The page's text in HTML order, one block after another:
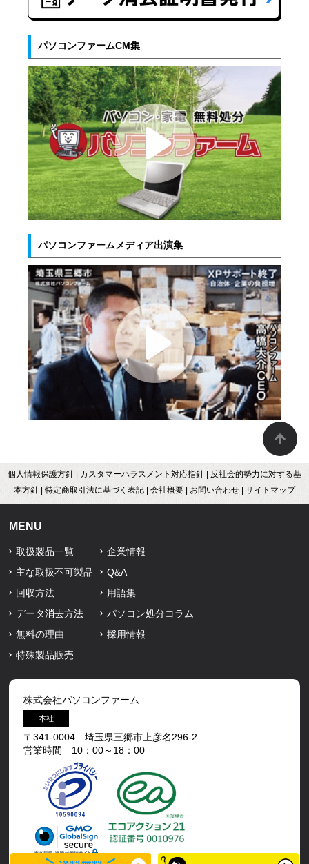
パソコンファームCM集
パソコンファームメディア出演集
個人情報保護方針 カスタマーハラスメント対応指針
反社会的勢力に対する基
本方針
特定商取引法に基づく表記 会社概要 お問い合わせ サイトマップ
MENU
取扱製品一覧
主な取扱不可製品
回収方法
データ消去方法
無料の理由
特殊製品販売
企業情報
Q&A
用語集
パソコン処分コラム
採用情報
株式会社パソコンファーム
本社
〒341-0004 埼玉県三郷市上彦名296-2
営業時間 10：00～18：00